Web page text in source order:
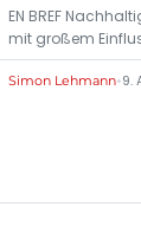
EN BREF
mit großem
Simon Lehmann•9.